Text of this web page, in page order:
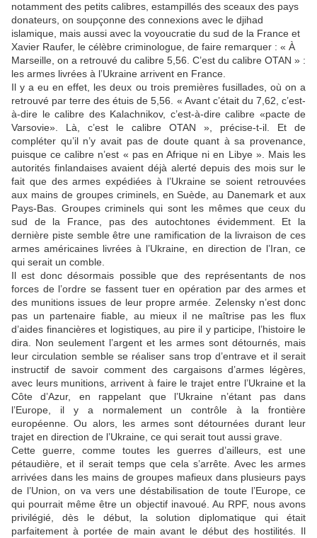
notamment des petits calibres, estampillés des sceaux des pays
donateurs, on soupçonne des connexions avec le djihad
islamique, mais aussi avec la voyoucratie du sud de la France et
Xavier Raufer, le célèbre criminologue, de faire remarquer : « À
Marseille, on a retrouvé du calibre 5,56. C’est du calibre OTAN » :
les armes livrées à l’Ukraine arrivent en France.
Il y a eu en effet, les deux ou trois premières fusillades, où on a
retrouvé par terre des étuis de 5,56. « Avant c’était du 7,62, c’est-
à-dire le calibre des Kalachnikov, c’est-à-dire calibre «pacte de
Varsovie». Là, c’est le calibre OTAN », précise-t-il. Et de
compléter qu’il n’y avait pas de doute quant à sa provenance,
puisque ce calibre n’est « pas en Afrique ni en Libye ». Mais les
autorités finlandaises avaient déjà alerté depuis des mois sur le
fait que des armes expédiées à l’Ukraine se soient retrouvées
aux mains de groupes criminels, en Suède, au Danemark et aux
Pays-Bas. Groupes criminels qui sont les mêmes que ceux du
sud de la France, pas des autochtones évidemment. Et la
dernière piste semble être une ramification de la livraison de ces
armes américaines livrées à l’Ukraine, en direction de l’Iran, ce
qui serait un comble.
Il est donc désormais possible que des représentants de nos
forces de l’ordre se fassent tuer en opération par des armes et
des munitions issues de leur propre armée. Zelensky n’est donc
pas un partenaire fiable, au mieux il ne maîtrise pas les flux
d’aides financières et logistiques, au pire il y participe, l’histoire le
dira. Non seulement l’argent et les armes sont détournés, mais
leur circulation semble se réaliser sans trop d’entrave et il serait
instructif de savoir comment des cargaisons d’armes légères,
avec leurs munitions, arrivent à faire le trajet entre l’Ukraine et la
Côte d’Azur, en rappelant que l’Ukraine n’étant pas dans
l’Europe, il y a normalement un contrôle à la frontière
européenne. Ou alors, les armes sont détournées durant leur
trajet en direction de l’Ukraine, ce qui serait tout aussi grave.
Cette guerre, comme toutes les guerres d’ailleurs, est une
pétaudière, et il serait temps que cela s’arrête. Avec les armes
arrivées dans les mains de groupes mafieux dans plusieurs pays
de l’Union, on va vers une déstabilisation de toute l’Europe, ce
qui pourrait même être un objectif inavoué. Au RPF, nous avons
privilégié, dès le début, la solution diplomatique qui était
parfaitement à portée de main avant le début des hostilités. Il